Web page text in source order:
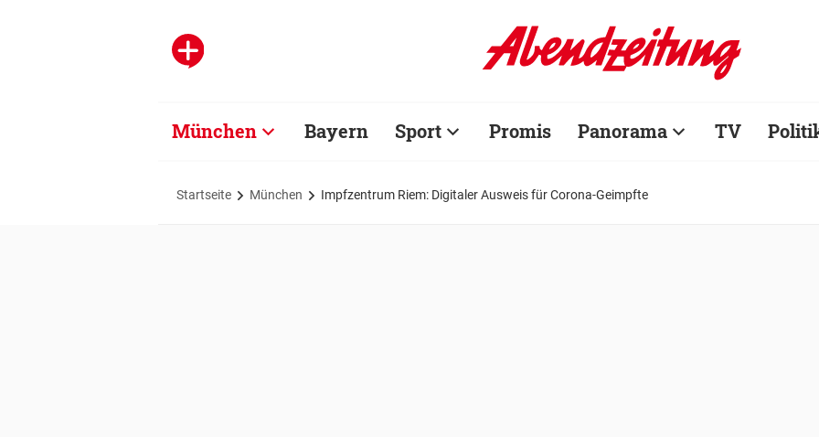
München Bayern Sport Promis Panorama TV
Startseite München Impfzentrum Riem: Digitaler Ausweis für Corona-Geimpfte